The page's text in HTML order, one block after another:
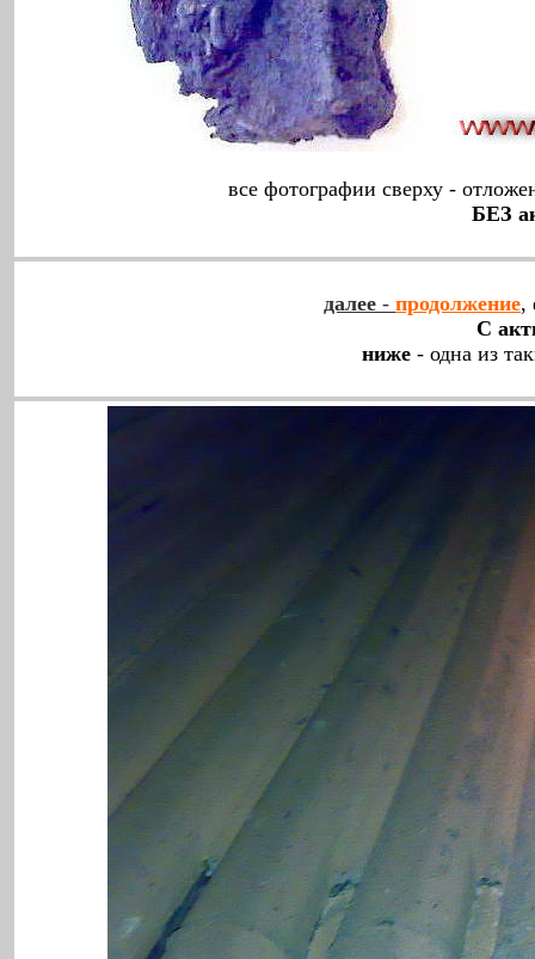
все фотографии сверху -
БЕЗ
далее - продолжение,
С
ниже - одна из